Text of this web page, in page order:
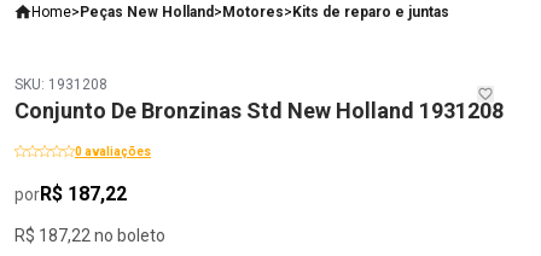
Home>Peças New Holland >Motores>Kits de reparo e juntas
SKU: 1931208
Conjunto De Bronzinas Std New Holland 1931208
0 avaliações
porR$ 187,22
R$ 187,22 no boleto